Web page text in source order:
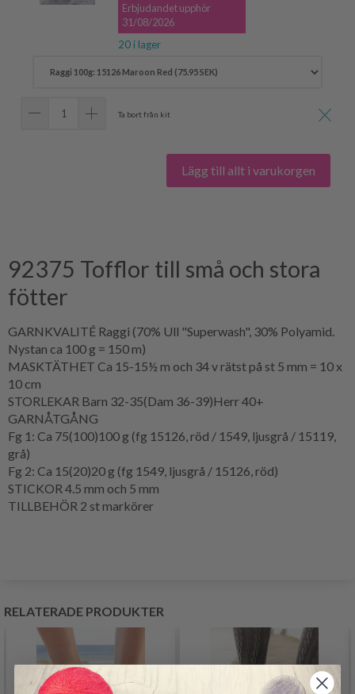
Erbjudandet upphör
31/08/2026
20 i lager
Ta bort från kit
Lägg till allt i varukorgen
92375 Tofflor till små och stora
fötter
GARNKVALITÉ Raggi (70% Ull "Superwash", 30% Polyamid.
Nystan ca 100 g = 150 m)
MASKTÄTHET Ca 15-15½ m och 34 v rätst på st 5 mm = 10 x
10 cm
STORLEKAR Barn 32-35(Dam 36-39)Herr 40+
GARNÅTGÅNG
Fg 1: Ca 75(100)100 g (fg 15126, röd / 1549, ljusgrå / 15119,
grå)
Fg 2: Ca 15(20)20 g (fg 1549, ljusgrå / 15126, röd)
STICKOR 4.5 mm och 5 mm
TILLBEHÖR 2 st markörer
RELATERADE PRODUKTER